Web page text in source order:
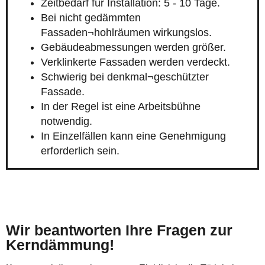
Zeitbedarf für Installation: 5 - 10 Tage.
Bei nicht gedämmten
Fassaden¬hohlräumen wirkungslos.
Gebäudeabmessungen werden größer.
Verklinkerte Fassaden werden verdeckt.
Schwierig bei denkmal¬geschützter
Fassade.
In der Regel ist eine Arbeitsbühne
notwendig.
In Einzelfällen kann eine Genehmigung
erforderlich sein.
Wir beantworten Ihre Fragen zur
Kerndämmung!